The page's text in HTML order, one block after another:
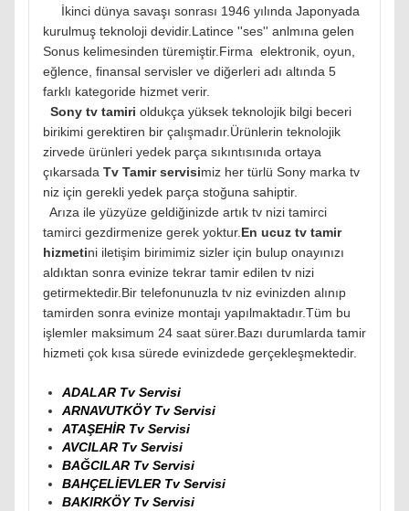
İkinci dünya savaşı sonrası 1946 yılında Japonyada
kurulmuş teknoloji devidir.Latince ''ses'' anlmına gelen
Sonus kelimesinden türemiştir.Firma elektronik, oyun,
eğlence, finansal servisler ve diğerleri adı altında 5
farklı kategoride hizmet verir.
Sony tv tamiri oldukça yüksek teknolojik bilgi beceri
birikimi gerektiren bir çalışmadır.Ürünlerin teknolojik
zirvede ürünleri yedek parça sıkıntısınıda ortaya
çıkarsada Tv Tamir servisimiz her türlü Sony marka tv
niz için gerekli yedek parça stoğuna sahiptir.
Arıza ile yüzyüze geldiğinizde artık tv nizi tamirci
tamirci gezdirmenize gerek yoktur.En ucuz tv tamir
hizmetini iletişim birimimiz sizler için bulup onayınızı
aldıktan sonra evinize tekrar tamir edilen tv nizi
getirmektedir.Bir telefonunuzla tv niz evinizden alınıp
tamirden sonra evinize montajı yapılmaktadır.Tüm bu
işlemler maksimum 24 saat sürer.Bazı durumlarda tamir
hizmeti çok kısa sürede evinizdede gerçekleşmektedir.
ADALAR Tv Servisi
ARNAVUTKÖY Tv Servisi
ATAŞEHİR Tv Servisi
AVCILAR Tv Servisi
BAĞCILAR Tv Servisi
BAHÇELİEVLER Tv Servisi
BAKIRKÖY Tv Servisi